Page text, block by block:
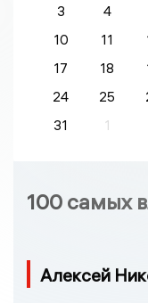
3
4
10
11
17
18
24
25
31
1
100 самых
Алексей